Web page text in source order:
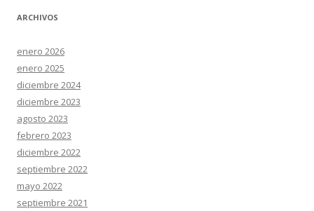
ARCHIVOS
enero 2026
enero 2025
diciembre 2024
diciembre 2023
agosto 2023
febrero 2023
diciembre 2022
septiembre 2022
mayo 2022
septiembre 2021